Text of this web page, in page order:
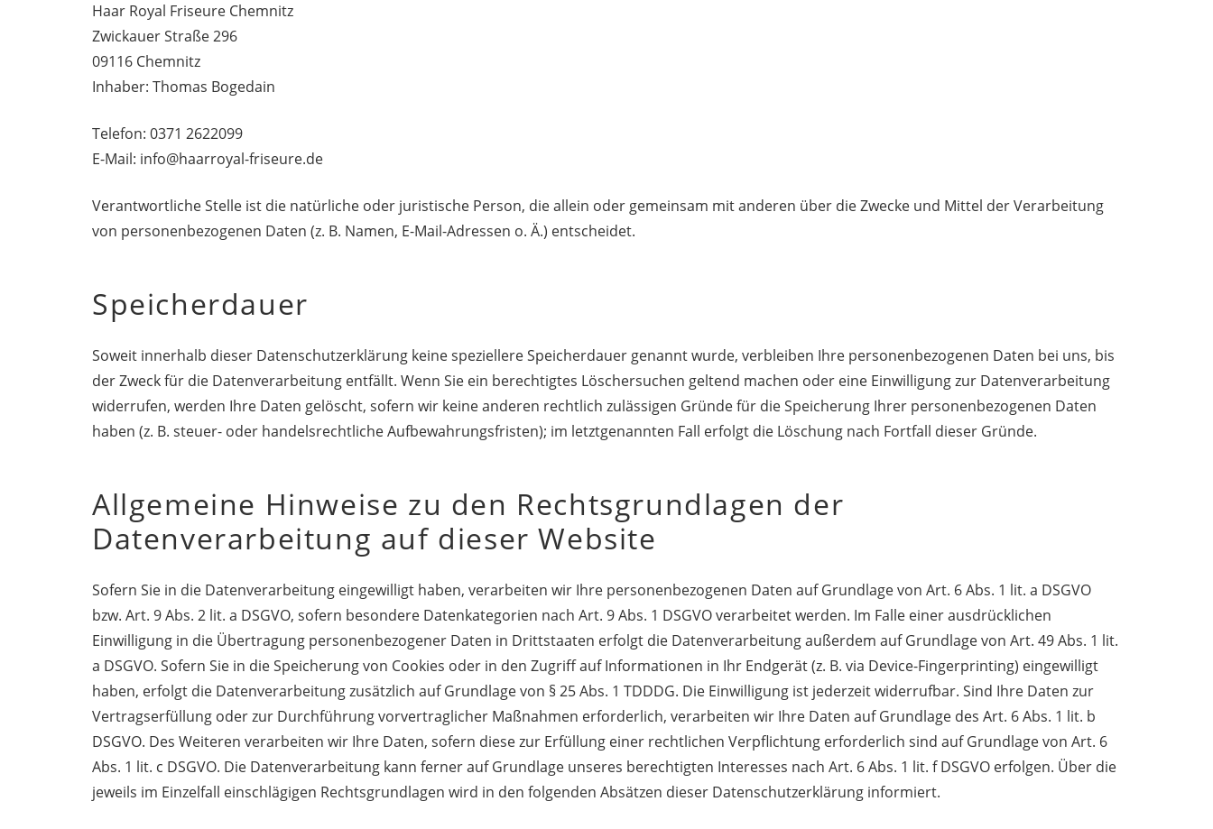
Haar Royal Friseure Chemnitz
Zwickauer Straße 296
09116 Chemnitz
Inhaber: Thomas Bogedain
Telefon: 0371 2622099
E-Mail: info@haarroyal-friseure.de
Verantwortliche Stelle ist die natürliche oder juristische Person, die allein oder gemeinsam mit anderen über die Zwecke und Mittel der Verarbeitung
von personenbezogenen Daten (z. B. Namen, E-Mail-Adressen o. Ä.) entscheidet.
Speicherdauer
Soweit innerhalb dieser Datenschutzerklärung keine speziellere Speicherdauer genannt wurde, verbleiben Ihre personenbezogenen Daten bei uns, bis
der Zweck für die Datenverarbeitung entfällt. Wenn Sie ein berechtigtes Löschersuchen geltend machen oder eine Einwilligung zur Datenverarbeitung
widerrufen, werden Ihre Daten gelöscht, sofern wir keine anderen rechtlich zulässigen Gründe für die Speicherung Ihrer personenbezogenen Daten
haben (z. B. steuer- oder handelsrechtliche Aufbewahrungsfristen); im letztgenannten Fall erfolgt die Löschung nach Fortfall dieser Gründe.
Allgemeine Hinweise zu den Rechtsgrundlagen der
Datenverarbeitung auf dieser Website
Sofern Sie in die Datenverarbeitung eingewilligt haben, verarbeiten wir Ihre personenbezogenen Daten auf Grundlage von Art. 6 Abs. 1 lit. a DSGVO
bzw. Art. 9 Abs. 2 lit. a DSGVO, sofern besondere Datenkategorien nach Art. 9 Abs. 1 DSGVO verarbeitet werden. Im Falle einer ausdrücklichen
Einwilligung in die Übertragung personenbezogener Daten in Drittstaaten erfolgt die Datenverarbeitung außerdem auf Grundlage von Art. 49 Abs. 1 lit.
a DSGVO. Sofern Sie in die Speicherung von Cookies oder in den Zugriff auf Informationen in Ihr Endgerät (z. B. via Device-Fingerprinting) eingewilligt
haben, erfolgt die Datenverarbeitung zusätzlich auf Grundlage von § 25 Abs. 1 TDDDG. Die Einwilligung ist jederzeit widerrufbar. Sind Ihre Daten zur
Vertragserfüllung oder zur Durchführung vorvertraglicher Maßnahmen erforderlich, verarbeiten wir Ihre Daten auf Grundlage des Art. 6 Abs. 1 lit. b
DSGVO. Des Weiteren verarbeiten wir Ihre Daten, sofern diese zur Erfüllung einer rechtlichen Verpflichtung erforderlich sind auf Grundlage von Art. 6
Abs. 1 lit. c DSGVO. Die Datenverarbeitung kann ferner auf Grundlage unseres berechtigten Interesses nach Art. 6 Abs. 1 lit. f DSGVO erfolgen. Über die
jeweils im Einzelfall einschlägigen Rechtsgrundlagen wird in den folgenden Absätzen dieser Datenschutzerklärung informiert.